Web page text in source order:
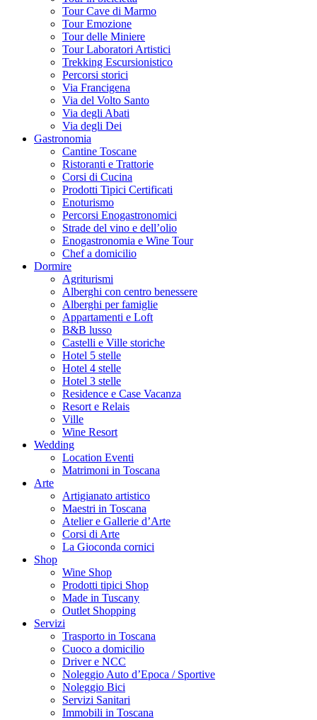
Tour Cave di Marmo
Tour Emozione
Tour delle Miniere
Tour Laboratori Artistici
Trekking Escursionistico
Percorsi storici
Via Francigena
Via del Volto Santo
Via degli Abati
Via degli Dei
Gastronomia
Cantine Toscane
Ristoranti e Trattorie
Corsi di Cucina
Prodotti Tipici Certificati
Enoturismo
Percorsi Enogastronomici
Strade del vino e dell’olio
Enogastronomia e Wine Tour
Chef a domicilio
Dormire
Agriturismi
Alberghi con centro benessere
Alberghi per famiglie
Appartamenti e Loft
B&B lusso
Castelli e Ville storiche
Hotel 5 stelle
Hotel 4 stelle
Hotel 3 stelle
Residence e Case Vacanza
Resort e Relais
Ville
Wine Resort
Wedding
Location Eventi
Matrimoni in Toscana
Arte
Artigianato artistico
Maestri in Toscana
Atelier e Gallerie d’Arte
Corsi di Arte
La Gioconda cornici
Shop
Wine Shop
Prodotti tipici Shop
Made in Tuscany
Outlet Shopping
Servizi
Trasporto in Toscana
Cuoco a domicilio
Driver e NCC
Noleggio Auto d’Epoca / Sportive
Noleggio Bici
Servizi Sanitari
Immobili in Toscana